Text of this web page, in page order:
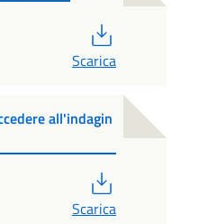
Scarica
all'indagin
Scarica